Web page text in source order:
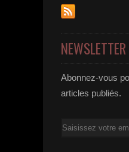
NEWSLETTER
Abonnez-vous
articles publiés.
Email